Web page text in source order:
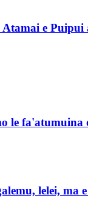
e Puipui
le fa'atumuina
lelei, ma